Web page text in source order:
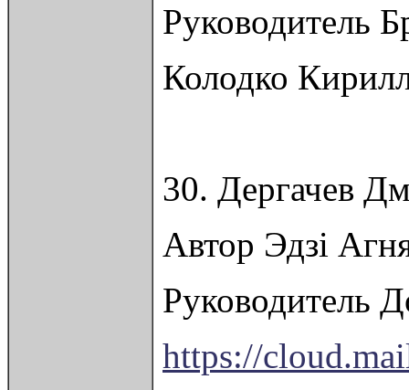
Руководитель
Колодко
30. Дергачев
Автор Эдзі
Руководитель
https://